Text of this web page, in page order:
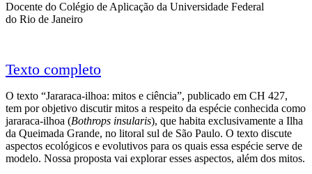
Docente do Colégio de Aplicação da Universidade Federal
do Rio de Janeiro
Texto completo
O texto “Jararaca-ilhoa: mitos e ciência”, publicado em CH 427,
tem por objetivo discutir mitos a respeito da espécie conhecida como
jararaca-ilhoa (Bothrops insularis), que habita exclusivamente a Ilha
da Queimada Grande, no litoral sul de São Paulo. O texto discute
aspectos ecológicos e evolutivos para os quais essa espécie serve de
modelo. Nossa proposta vai explorar esses aspectos, além dos mitos.